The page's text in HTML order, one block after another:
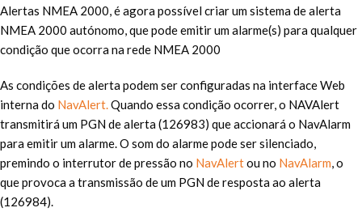
Alertas NMEA 2000, é agora possível criar um sistema de alerta
NMEA 2000 autónomo, que pode emitir um alarme(s) para qualquer
condição que ocorra na rede NMEA 2000
As condições de alerta podem ser configuradas na interface Web
interna do NavAlert.Quando essa condição ocorrer, o NAVAlert
transmitirá um PGN de alerta (126983) que accionará o NavAlarm
para emitir um alarme. O som do alarme pode ser silenciado,
premindo o interrutor de pressão no NavAlertou no NavAlarm, o
que provoca a transmissão de um PGN de resposta ao alerta
(126984).